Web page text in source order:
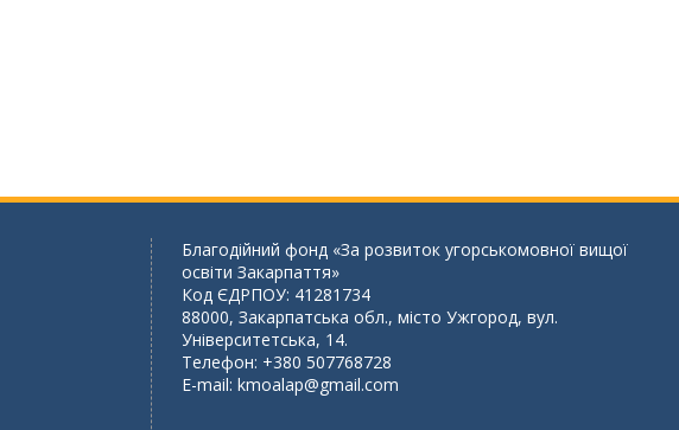
Благодійний фонд «За розвиток угорськомовної вищої
освіти Закарпаття»
Код ЄДРПОУ: 41281734
88000, Закарпатська обл., місто Ужгород, вул.
Університетська, 14.
Телефон: +380 507768728
E-mail:kmoalap@gmail.com